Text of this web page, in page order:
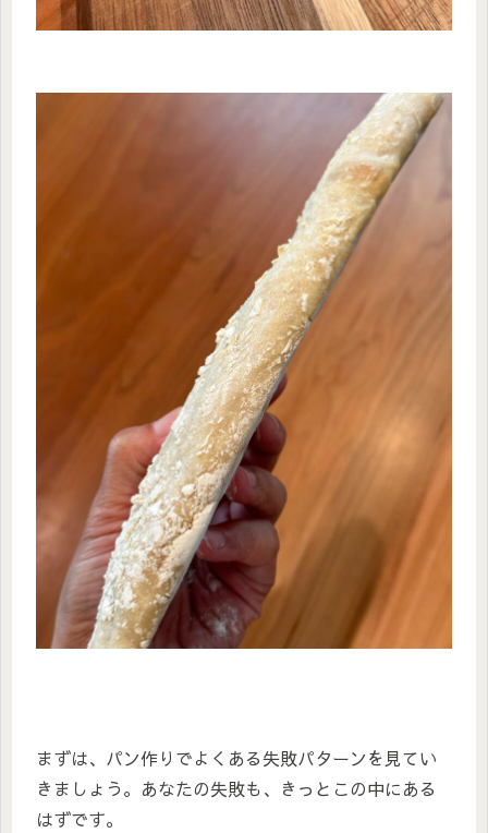
まずは、パン作りでよくある失敗パターンを見てい
きましょう。あなたの失敗も、きっとこの中にある
はずです。